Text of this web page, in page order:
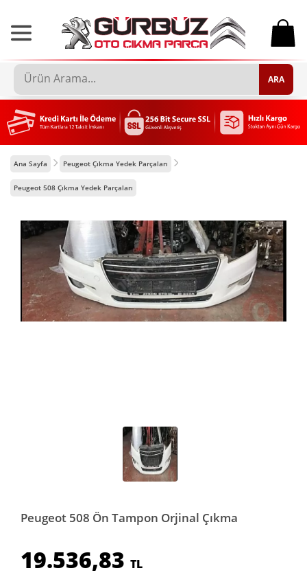
0
ARA
Ana Sayfa Peugeot Çıkma Yedek Parçaları
Peugeot 508 Çıkma Yedek Parçaları
Peugeot 508 Ön Tampon Orjinal Çıkma
19.536,83 TL